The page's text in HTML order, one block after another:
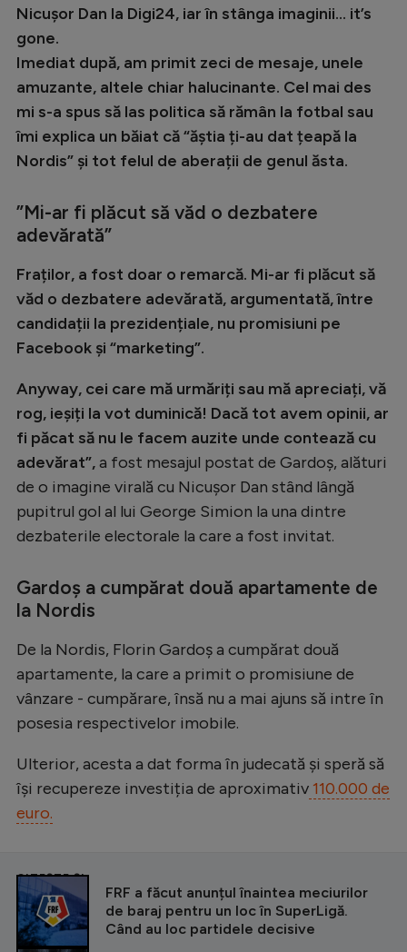
Nicușor Dan la Digi24, iar în stânga imaginii… it’s
gone.
Imediat după, am primit zeci de mesaje, unele
amuzante, altele chiar halucinante. Cel mai des
mi s-a spus să las politica să rămân la fotbal sau
îmi explica un băiat că “ăștia ți-au dat țeapă la
Nordis” și tot felul de aberații de genul ăsta.
”Mi-ar fi plăcut să văd o dezbatere
adevărată”
Fraților, a fost doar o remarcă. Mi-ar fi plăcut să
văd o dezbatere adevărată, argumentată, între
candidații la prezidențiale, nu promisiuni pe
Facebook și “marketing”.
Anyway, cei care mă urmăriți sau mă apreciați, vă
rog, ieșiți la vot duminică! Dacă tot avem opinii, ar
fi păcat să nu le facem auzite unde contează cu
adevărat”,a fost mesajul postat de Gardoș, alături
de o imagine virală cu Nicușor Dan stând lângă
pupitrul gol al lui George Simion la una dintre
dezbaterile electorale la care a fost invitat.
Gardoș a cumpărat două apartamente de
la Nordis
De la Nordis, Florin Gardoș a cumpărat două
apartamente, la care a primit o promisiune de
vânzare - cumpărare, însă nu a mai ajuns să intre în
posesia respectivelor imobile.
Ulterior, acesta a dat forma în judecată și speră să
își recupereze investiția de aproximativ 110.000 de
euro.
CITEȘTE ȘI
FRF a făcut anunțul înaintea meciurilor
de baraj pentru un loc în SuperLigă.
Când au loc partidele decisive